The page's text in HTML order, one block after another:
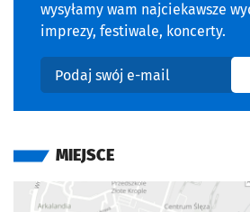
wysyłamy wam najciekawsze
imprezy, festiwale, koncerty.
Podaj swój e-mail
MIEJSCE